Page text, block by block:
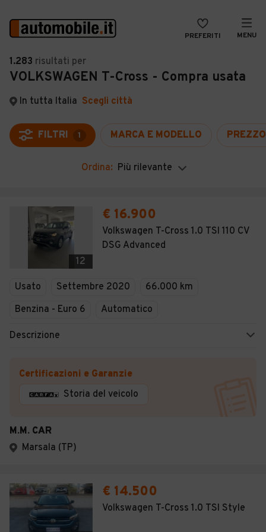
PREFERITI MENU
Auto
Auto usate
Auto Km 0
Auto Nuove
Noleggio a lungo termine
Moto
Camper
Veicoli Commerciali
VENDI
MAGAZINE
ACCEDI
1.283 risultati per
VOLKSWAGEN T-Cross - Compra usata
In tutta Italia Scegli città
FILTRI 1 MARCA E MODELLO PREZZO
Ordina: Più rilevante
12
€ 16.900
Volkswagen T-Cross 1.0 TSI 110 CV
DSG Advanced
Usato Settembre 2020
66.000 km
Benzina - Euro 6
Automatico
Descrizione
Certificazioni e Garanzie
Storia del veicolo
M.M. CAR
Marsala (TP)
€ 14.500
Volkswagen T-Cross 1.0 TSI Style